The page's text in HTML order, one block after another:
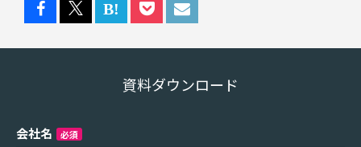
資料ダウンロード
会社名 必須